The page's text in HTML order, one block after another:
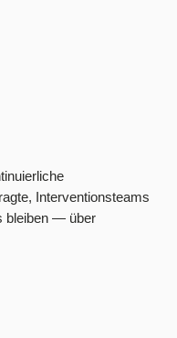
Interventionsteams
bleiben — über